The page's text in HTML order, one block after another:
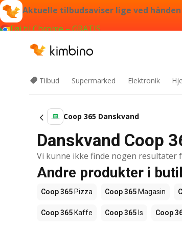
Aktuelle tilbudsaviser lige ved hånden
Føj til Chrome – GRATIS
Tilbud Supermarked Elektronik
Coop 365 Danskvand
Danskvand Coop
Vi kunne ikke finde nogen resultater
Andre produkter i
Coop 365 Pizza Coop 365 Magasin
Coop 365 Kaffe Coop 365 Is Coop